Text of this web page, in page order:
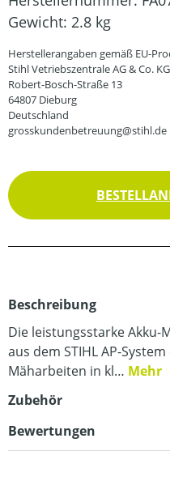
Gewicht: 2.8 kg
Herstellerangaben gemäß EU-
Stihl Vetriebszentrale AG & Co. KG
Robert-Bosch-Straße 13
64807 Dieburg
Deutschland
grosskundenbetreuung@stihl.de
Beschreibung
Die leistungsstarke Akku-
aus dem STIHL AP-
Mäharbeiten in kl… Mehr
Zubehör
Bewertungen